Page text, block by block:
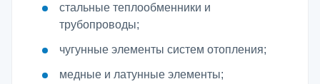
стальные теплообменники и
трубопроводы;
чугунные элементы систем отопления;
медные и латунные элементы;